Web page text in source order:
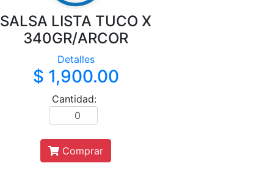
SALSA LISTA TUCO X
340GR/ARCOR
Detalles
$ 1,900.00
Cantidad:
Comprar